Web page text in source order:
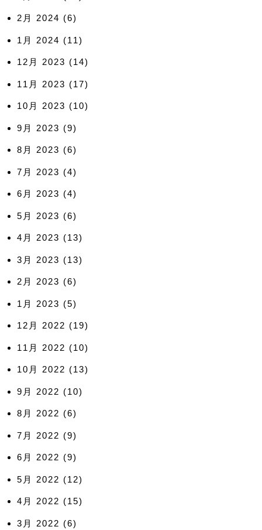
2月 2024 (6)
1月 2024 (11)
12月 2023 (14)
11月 2023 (17)
10月 2023 (10)
9月 2023 (9)
8月 2023 (6)
7月 2023 (4)
6月 2023 (4)
5月 2023 (6)
4月 2023 (13)
3月 2023 (13)
2月 2023 (6)
1月 2023 (5)
12月 2022 (19)
11月 2022 (10)
10月 2022 (13)
9月 2022 (10)
8月 2022 (6)
7月 2022 (9)
6月 2022 (9)
5月 2022 (12)
4月 2022 (15)
3月 2022 (6)